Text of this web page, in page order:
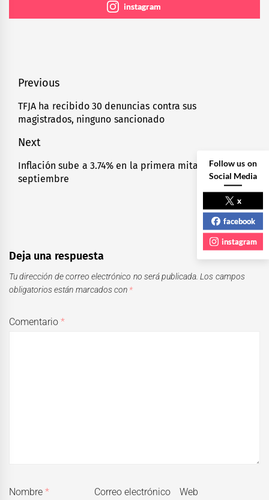
instagram
Navegación
de
entradas
Previous
Previous
post:
TFJA ha recibido 30 denuncias contra sus
magistrados, ninguno sancionado
Next
Next
post:
Inflación sube a 3.74% en la primera mitad de
septiembre
Deja una respuesta
Tu dirección de correo electrónico no será publicada. Los campos
obligatorios están marcados con *
Comentario*
Nombre*
Correo electrónico
Web
Follow us on
Social Media
x
facebook
instagram